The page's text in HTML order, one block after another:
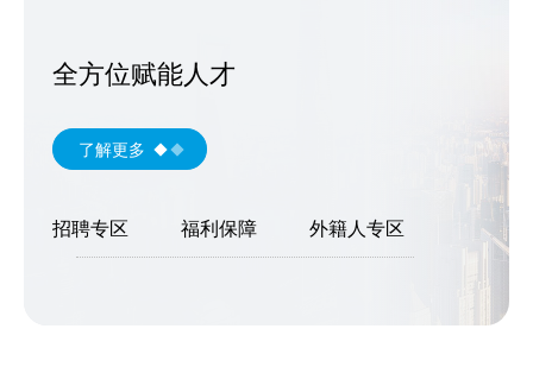
全方位赋能人才
了解更多
招聘专区 福利保障 外籍人专区